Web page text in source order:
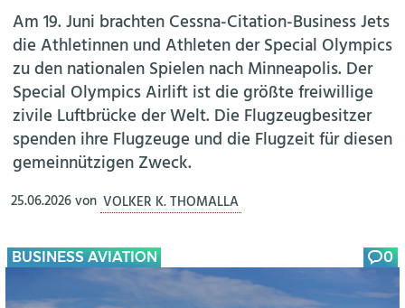
BERUFE
AERO-KULTUR
Am 19. Juni brachten Cessna-Citation-Business Jets
die Athletinnen und Athleten der Special Olympics
zu den nationalen Spielen nach Minneapolis. Der
Special Olympics Airlift ist die größte freiwillige
zivile Luftbrücke der Welt. Die Flugzeugbesitzer
spenden ihre Flugzeuge und die Flugzeit für diesen
gemeinnützigen Zweck.
25.06.2026von VOLKER K. THOMALLA
BUSINESS AVIATION 0